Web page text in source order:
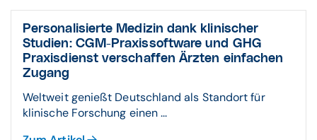
Personalisierte Medizin dank klinischer
Studien: CGM-Praxissoftware und GHG
Praxisdienst verschaffen Ärzten einfachen
Zugang
Weltweit genießt Deutschland als Standort für
klinische Forschung einen ...